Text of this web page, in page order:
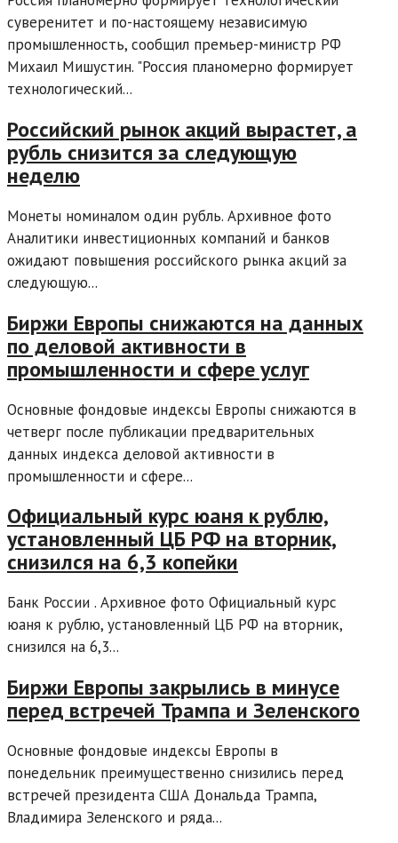
суверенитет и по-настоящему независимую
промышленность, сообщил премьер-министр РФ
Михаил Мишустин. "Россия планомерно формирует
технологический...
Российский рынок акций вырастет, а
рубль снизится за следующую
неделю
Монеты номиналом один рубль. Архивное фото
Аналитики инвестиционных компаний и банков
ожидают повышения российского рынка акций за
следующую...
Биржи Европы снижаются на данных
по деловой активности в
промышленности и сфере услуг
Основные фондовые индексы Европы снижаются в
четверг после публикации предварительных
данных индекса деловой активности в
промышленности и сфере...
Официальный курс юаня к рублю,
установленный ЦБ РФ на вторник,
снизился на 6,3 копейки
Банк России . Архивное фото Официальный курс
юаня к рублю, установленный ЦБ РФ на вторник,
снизился на 6,3...
Биржи Европы закрылись в минусе
перед встречей Трампа и Зеленского
Основные фондовые индексы Европы в
понедельник преимущественно снизились перед
встречей президента США Дональда Трампа,
Владимира Зеленского и ряда...